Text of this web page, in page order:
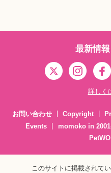
最新情
詳しく
お問い合わせ Copyright
Events
momoko in
このサイトに掲載されて